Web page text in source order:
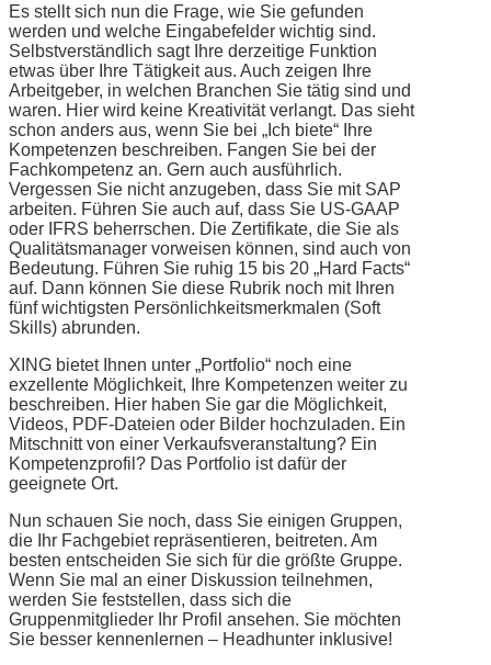
Es stellt sich nun die Frage, wie Sie gefunden
werden und welche Eingabefelder wichtig sind.
Selbstverständlich sagt Ihre derzeitige Funktion
etwas über Ihre Tätigkeit aus. Auch zeigen Ihre
Arbeitgeber, in welchen Branchen Sie tätig sind und
waren. Hier wird keine Kreativität verlangt. Das sieht
schon anders aus, wenn Sie bei „Ich biete“ Ihre
Kompetenzen beschreiben. Fangen Sie bei der
Fachkompetenz an. Gern auch ausführlich.
Vergessen Sie nicht anzugeben, dass Sie mit SAP
arbeiten. Führen Sie auch auf, dass Sie US-GAAP
oder IFRS beherrschen. Die Zertifikate, die Sie als
Qualitätsmanager vorweisen können, sind auch von
Bedeutung. Führen Sie ruhig 15 bis 20 „Hard Facts“
auf. Dann können Sie diese Rubrik noch mit Ihren
fünf wichtigsten Persönlichkeitsmerkmalen (Soft
Skills) abrunden.
XING bietet Ihnen unter „Portfolio“ noch eine
exzellente Möglichkeit, Ihre Kompetenzen weiter zu
beschreiben. Hier haben Sie gar die Möglichkeit,
Videos, PDF-Dateien oder Bilder hochzuladen. Ein
Mitschnitt von einer Verkaufsveranstaltung? Ein
Kompetenzprofil? Das Portfolio ist dafür der
geeignete Ort.
Nun schauen Sie noch, dass Sie einigen Gruppen,
die Ihr Fachgebiet repräsentieren, beitreten. Am
besten entscheiden Sie sich für die größte Gruppe.
Wenn Sie mal an einer Diskussion teilnehmen,
werden Sie feststellen, dass sich die
Gruppenmitglieder Ihr Profil ansehen. Sie möchten
Sie besser kennenlernen – Headhunter inklusive!